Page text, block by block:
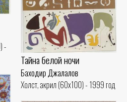
-
Тайна белой ночи
Баходир Джалалов
Холст, акрил (60x100) - 1999 год